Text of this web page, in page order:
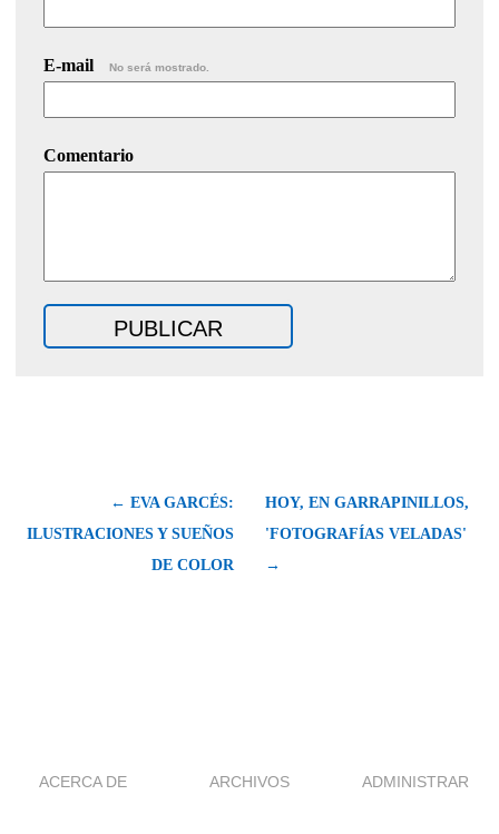
E-mail No será mostrado.
Comentario
← EVA GARCÉS:
ILUSTRACIONES Y SUEÑOS
DE COLOR
HOY, EN GARRAPINILLOS,
'FOTOGRAFÍAS VELADAS'
→
ACERCA DE ARCHIVOS ADMINISTRAR